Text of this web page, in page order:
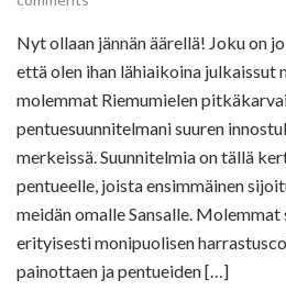
Nyt ollaan jännän äärellä! Joku on
että olen ihan lähiaikoina julkaissut
molemmat Riemumielen
pentuesuunnitelmani suuren
merkeissä. Suunnitelmia on tällä
pentueelle, joista ensimmäinen
meidän omalle Sansalle.
erityisesti monipuolisen
painottaen ja pentueiden […]